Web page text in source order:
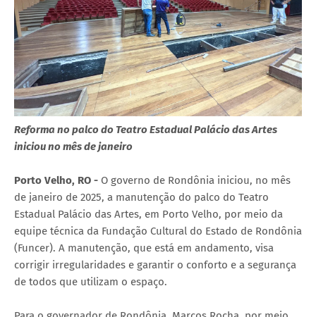
Reforma no palco do Teatro Estadual Palácio das Artes
iniciou no mês de janeiro
Porto Velho, RO - O governo de Rondônia iniciou, no mês
de janeiro de 2025, a manutenção do palco do Teatro
Estadual Palácio das Artes, em Porto Velho, por meio da
equipe técnica da Fundação Cultural do Estado de Rondônia
(Funcer). A manutenção, que está em andamento, visa
corrigir irregularidades e garantir o conforto e a segurança
de todos que utilizam o espaço.